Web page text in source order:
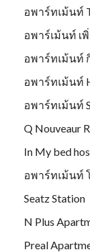
อพาร์ทเม้นท์
อพาร์เม้นท์ เ
อพาร์ทเม้นท์
อพาร์ทเม้นท์
อพาร์ทเม้นท์
Q Nouveaur
In My bed
อพาร์ทเม้นท์
Seatz Station
N Plus
Preal